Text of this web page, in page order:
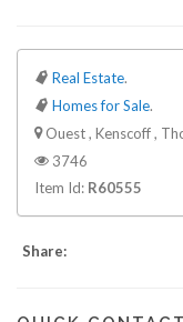
Real Estate.
Homes for Sale.
Ouest , Kenscoff ,
3746
Item Id: R60555
Share: